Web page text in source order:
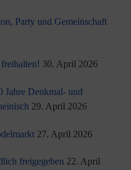
Party und Gemeinschaft
30. April 2026
Jahre Denkmal- und
29. April 2026
27. April 2026
freigegeben 22. April